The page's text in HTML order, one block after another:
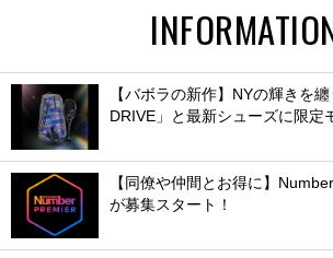
【バボラの新作】NYの輝きを
DRIVE」と最新シューズに限定
【同僚や仲間とお得に】
が募集スタート！